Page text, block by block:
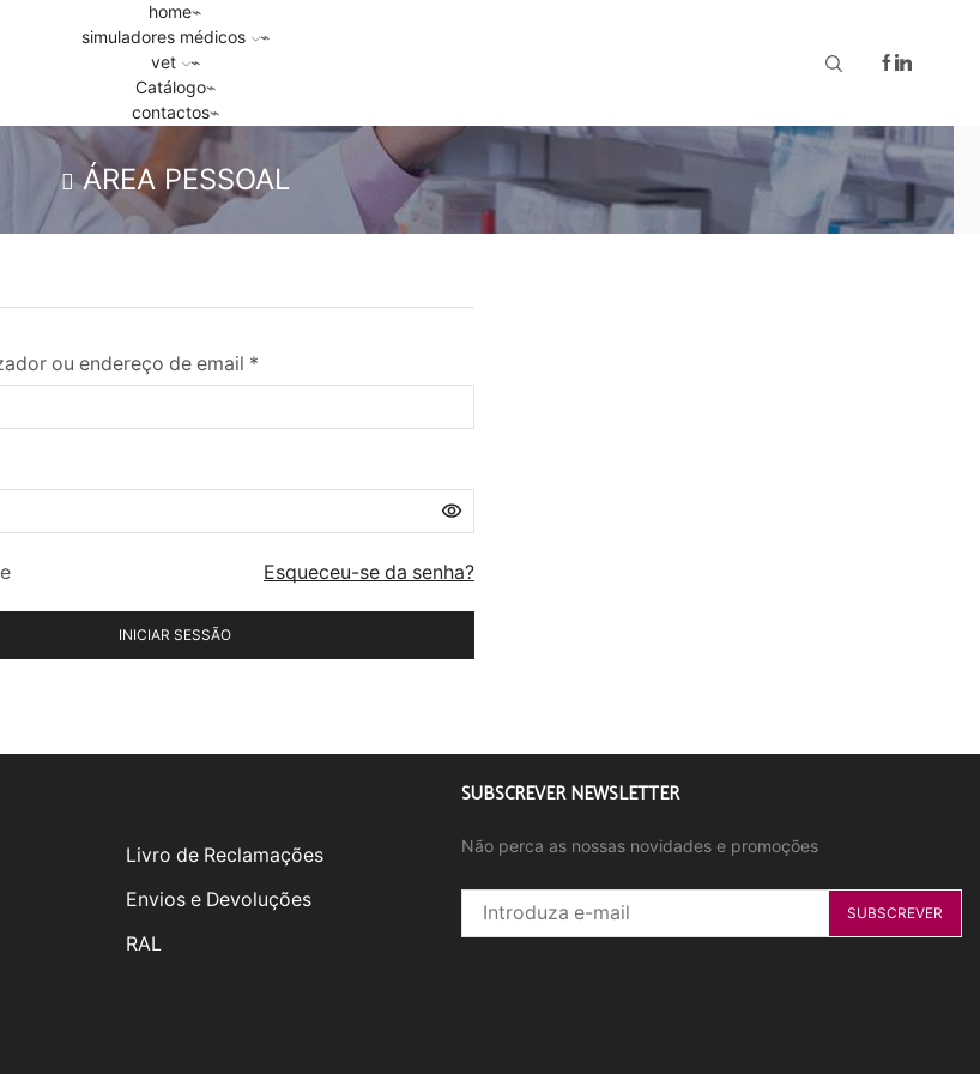
home
simuladores médicos
vet
Catálogo
contactos
ÁREA PESSOAL
ou endereço de email *
Esqueceu-se da senha?
INICIAR SESSÃO
Livro de Reclamações
Envios e Devoluções
RAL
SUBSCREVER NEWSLETTER
Não perca as nossas novidades e promoções